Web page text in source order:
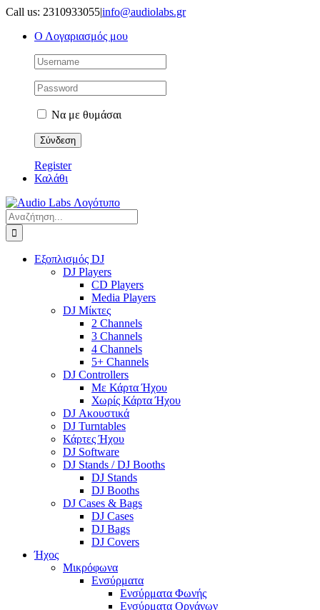
Μετάβαση
περιεχόμενο
Call us: 2310933055|info@audiolabs.gr
Ο Λογαριασμός μου
Να με θυμάσαι
Register
Καλάθι
Αναζήτηση
για:
Εξοπλισμός DJ
DJ Players
CD Players
Media Players
DJ Μίκτες
2 Channels
3 Channels
4 Channels
5+ Channels
DJ Controllers
Με Κάρτα Ήχου
Χωρίς Κάρτα Ήχου
DJ Ακουστικά
DJ Turntables
Κάρτες Ήχου
DJ Software
DJ Stands / DJ Booths
DJ Stands
DJ Booths
DJ Cases & Bags
DJ Cases
DJ Bags
DJ Covers
Ήχος
Μικρόφωνα
Ενσύρματα
Ενσύρματα Φωνής
Ενσύρματα Οργάνων